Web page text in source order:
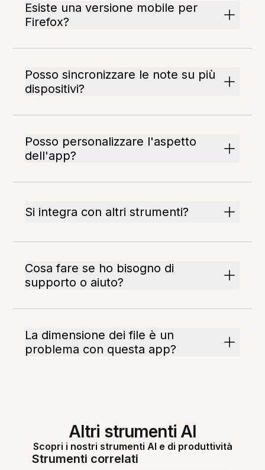
Esiste una versione mobile per
Firefox?
Posso sincronizzare le note su più
dispositivi?
Posso personalizzare l'aspetto
dell'app?
Si integra con altri strumenti?
Cosa fare se ho bisogno di
supporto o aiuto?
La dimensione dei file è un
problema con questa app?
Altri strumenti AI
Scopri i nostri strumenti AI e di produttività
Strumenti correlati